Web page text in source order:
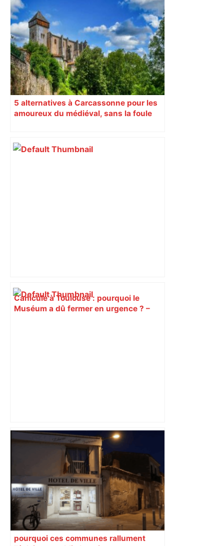
Un incendie ravage un appartement à
Toulouse, après une explosion… de
batterie d'hoverboard – Actu.fr
5 alternatives à Carcassonne pour les
amoureux du médiéval, sans la foule
Canicule à Toulouse : pourquoi le
Muséum a dû fermer en urgence ? –
Toulouse. La Semaine du Cerveau au
Quai des Savoirs et au Muséum ​​​​​​ –
toulouseinfos.fr
pourquoi ces communes rallument